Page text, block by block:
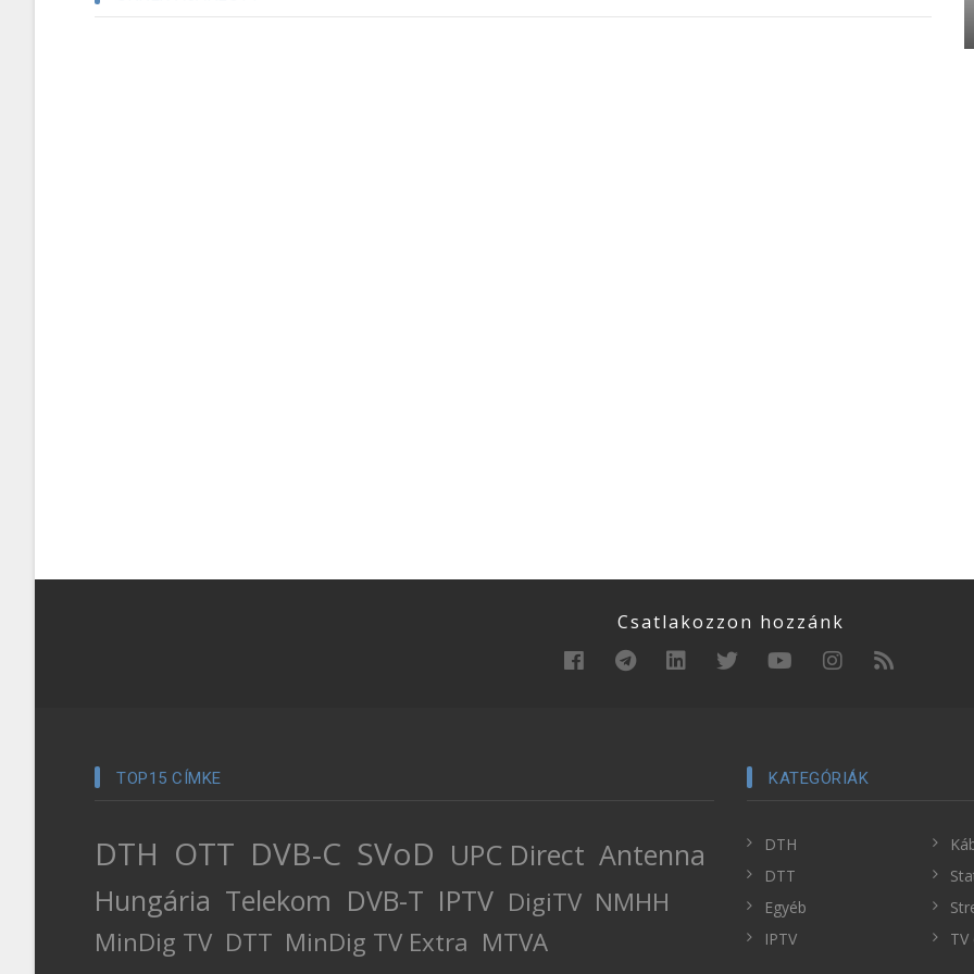
Csatlakozzon hozzánk
TOP15 CÍMKE
DTH OTT DVB-C SVoD UPC Direct Antenna
Hungária Telekom DVB-T IPTV DigiTV NMHH
MinDig TV DTT MinDig TV Extra MTVA
KATEGÓRIÁK
DTH
DTT
Egyéb
IPTV